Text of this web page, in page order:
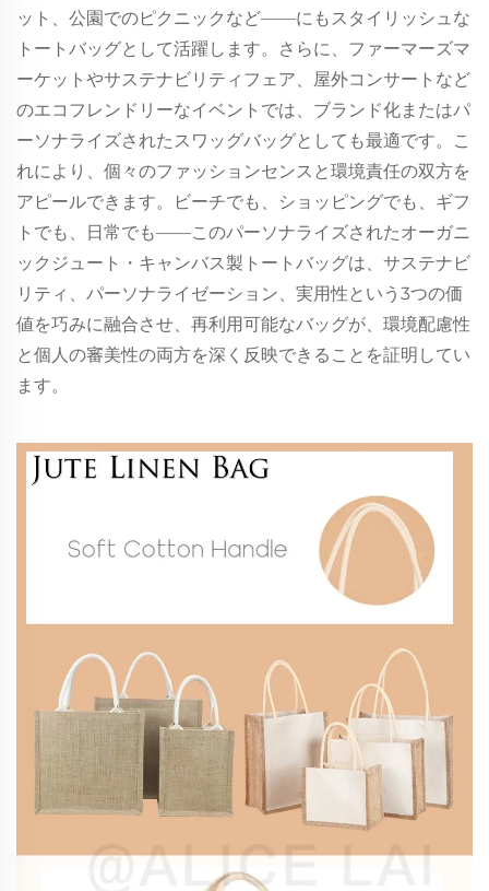
ット、公園でのピクニックなど——にもスタイリッシュな
トートバッグとして活躍します。さらに、ファーマーズマ
ーケットやサステナビリティフェア、屋外コンサートなど
のエコフレンドリーなイベントでは、ブランド化またはパ
ーソナライズされたスワッグバッグとしても最適です。こ
れにより、個々のファッションセンスと環境責任の双方を
アピールできます。ビーチでも、ショッピングでも、ギフ
トでも、日常でも——このパーソナライズされたオーガニ
ックジュート・キャンバス製トートバッグは、サステナビ
リティ、パーソナライゼーション、実用性という3つの価
値を巧みに融合させ、再利用可能なバッグが、環境配慮性
と個人の審美性の両方を深く反映できることを証明してい
ます。